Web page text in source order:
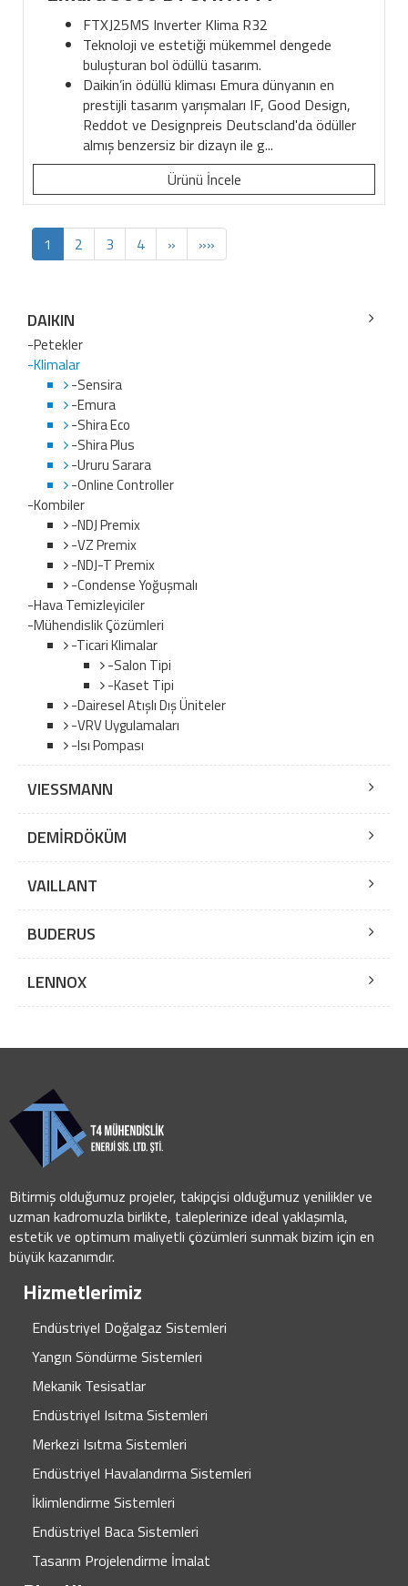
FTXJ25MS Inverter Klima R32
Teknoloji ve estetiği mükemmel dengede
buluşturan bol ödüllü tasarım.
Daikin’in ödüllü kliması Emura dünyanın en
prestijli tasarım yarışmaları IF, Good Design,
Reddot ve Designpreis Deutscland'da ödüller
almış benzersiz bir dizayn ile g...
Ürünü İncele
1 2 3 4 » »»
DAIKIN
-Petekler
-Klimalar
-Sensira
-Emura
-Shira Eco
-Shira Plus
-Ururu Sarara
-Online Controller
-Kombiler
-NDJ Premix
-VZ Premix
-NDJ-T Premix
-Condense Yoğuşmalı
-Hava Temizleyiciler
-Mühendislik Çözümleri
-Ticari Klimalar
-Salon Tipi
-Kaset Tipi
-Dairesel Atışlı Dış Üniteler
-VRV Uygulamaları
-Isı Pompası
VIESSMANN
DEMİRDÖKÜM
VAILLANT
BUDERUS
LENNOX
Bitirmiş olduğumuz projeler, takipçisi olduğumuz yenilikler ve
uzman kadromuzla birlikte, taleplerinize ideal yaklaşımla,
estetik ve optimum maliyetli çözümleri sunmak bizim için en
büyük kazanımdır.
Hizmetlerimiz
Endüstriyel Doğalgaz Sistemleri
Yangın Söndürme Sistemleri
Mekanik Tesisatlar
Endüstriyel Isıtma Sistemleri
Merkezi Isıtma Sistemleri
Endüstriyel Havalandırma Sistemleri
İklimlendirme Sistemleri
Endüstriyel Baca Sistemleri
Tasarım Projelendirme İmalat